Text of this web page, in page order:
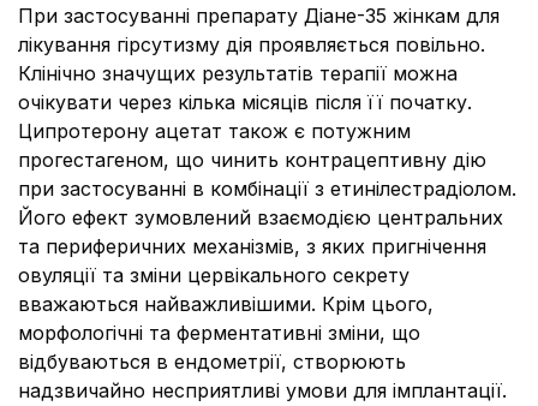
При застосуванні препарату Діане-35 жінкам для
лікування гірсутизму дія проявляється повільно.
Клінічно значущих результатів терапії можна
очікувати через кілька місяців після її початку.
Ципротерону ацетат також є потужним
прогестагеном, що чинить контрацептивну дію
при застосуванні в комбінації з етинілестрадіолом.
Його ефект зумовлений взаємодією центральних
та периферичних механізмів, з яких пригнічення
овуляції та зміни цервікального секрету
вважаються найважливішими. Крім цього,
морфологічні та ферментативні зміни, що
відбуваються в ендометрії, створюють
надзвичайно несприятливі умови для імплантації.